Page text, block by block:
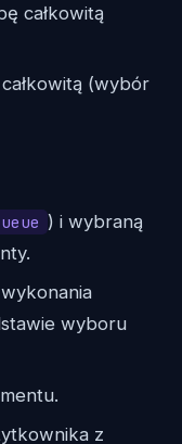
całkowitą
(wybór
) i wybraną
wyboru
z